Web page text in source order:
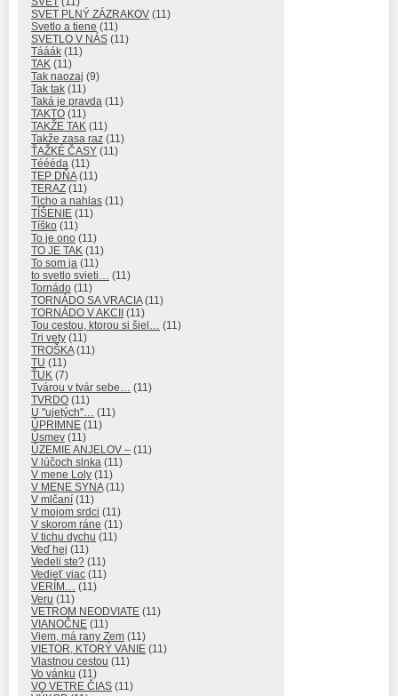
SVET PLNÝ ZÁZRAKOV (11)
Svetlo a tiene (11)
SVETLO V NÁS (11)
Tááák (11)
TAK (11)
Tak naozaj (9)
Tak tak (11)
Taká je pravda (11)
TAKTO (11)
TAKŽE TAK (11)
Takže zasa raz (11)
ŤAŽKÉ ČASY (11)
Téééda (11)
TEP DŇA(11)
TERAZ (11)
Ticho a nahlas (11)
TÍŠENIE (11)
Tíško (11)
To je ono (11)
TO JE TAK (11)
To som ja (11)
to svetlo svieti… (11)
Tornádo (11)
TORNÁDO SA VRACIA(11)
TORNÁDO V AKCII
(11)
Tou cestou, ktorou si šiel… (11)
Tri vety (11)
TROŠKA(11)
TU (11)
ŤUK (7)
Tvárou v tvár sebe… (11)
TVRDO (11)
U "ujetých"… (11)
ÚPRIMNE (11)
Úsmev (11)
ÚZEMIE ANJELOV – (11)
V lúčoch slnka (11)
V mene Loly (11)
V MENE SYNA(11)
V mlčaní (11)
V mojom srdci (11)
V skorom ráne (11)
V tichu dychu (11)
Veď hej (11)
Vedeli ste? (11)
Vedieť viac (11)
VERÍM… (11)
Veru (11)
VETROM NEODVIATE (11)
VIANOČNE (11)
Viem, má rany Zem (11)
VIETOR, KTORÝ VANIE (11)
Vlastnou cestou (11)
Vo vánku (11)
VO VETRE ČIAS (11)